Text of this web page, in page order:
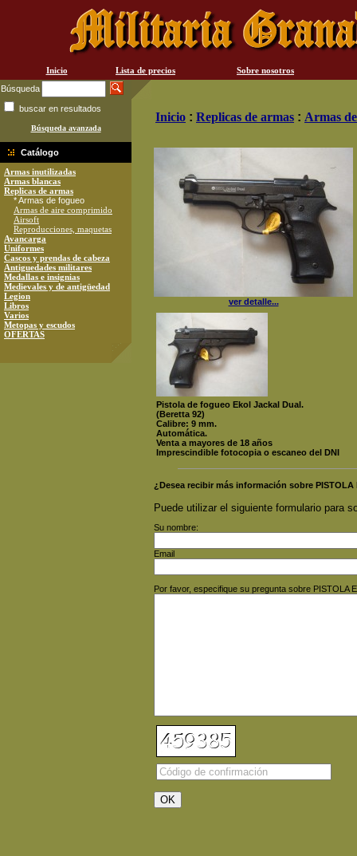
Inicio Lista de precios
Sobre nosotros
Búsqueda
buscar en resultados
Búsqueda avanzada
Catálogo
Armas inutilizadas
Armas blancas
Replicas de armas
* Armas de fogueo
Armas de aire comprimido
Airsoft
Reproducciones, maquetas
Avancarga
Uniformes
Cascos y prendas de cabeza
Antiguedades militares
Medallas e insignias
Medievales y de antigüedad
Legion
Libros
Varios
Metopas y escudos
OFERTAS
Inicio : Replicas de armas : Armas
ver detalle...
Pistola de fogueo Ekol Jackal Dual.
(Beretta 92)
Calibre: 9 mm.
Automática.
Venta a mayores de 18 años
Imprescindible fotocopia o escaneo del DNI
¿Desea recibir más información sobre
Puede utilizar el siguiente formulario para
Su nombre:
Email
Por favor, especifique su pregunta sobre PISTOLA